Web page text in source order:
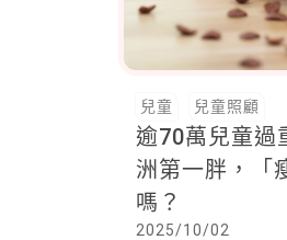
兒童 兒童照顧
逾70萬兒童過
洲第一胖，「
嗎？
2025/10/02